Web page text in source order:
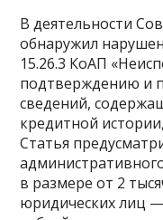
В деятельности
обнаружил
15.26.3 КоАП
подтверждению и
сведений,
кредитной
Статья
в размере от 2
юридических лиц —